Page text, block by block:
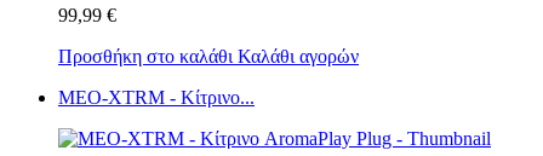
99,99 €
Προσθήκη στο καλάθι Καλάθι αγορών
MEO-XTRM - Κίτρινο...